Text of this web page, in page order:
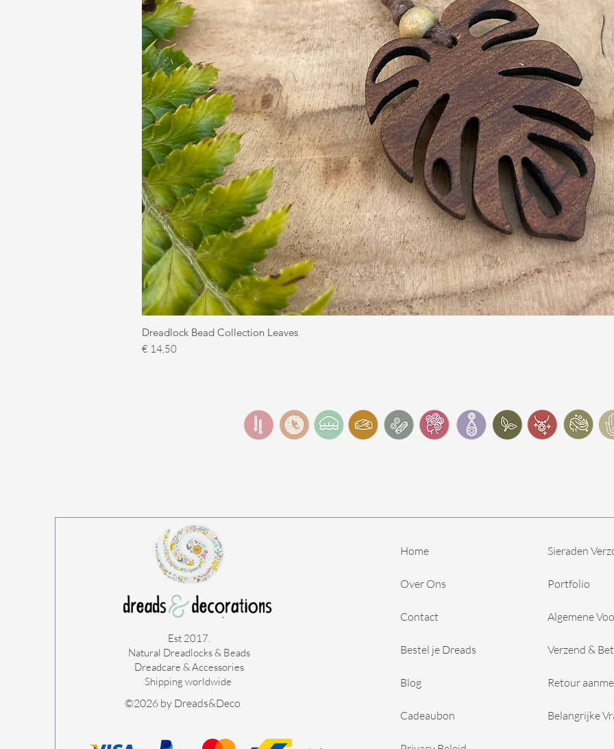
Dreadlock Bead Collection Leaves
Prijs
€ 14,50
Est 2017.
Natural Dreadlocks & Beads
Dreadcare & Accessories
Shipping worldwide ​
©2026 by Dreads&Deco
Home
Over Ons
Contact
Bestel je Dreads
Blog
Cadeaubon
Sieraden
Portfolio
Algemene
Verzend &
Retour
Belangrijke